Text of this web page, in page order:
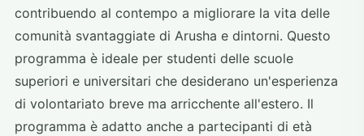
contribuendo al contempo a migliorare la vita delle
comunità svantaggiate di Arusha e dintorni. Questo
programma è ideale per studenti delle scuole
superiori e universitari che desiderano un'esperienza
di volontariato breve ma arricchente all'estero. Il
programma è adatto anche a partecipanti di età